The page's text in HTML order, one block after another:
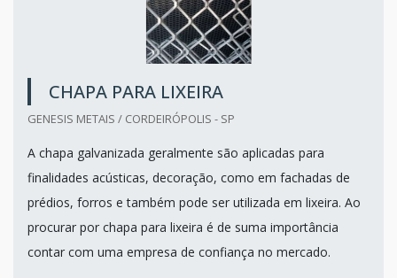
CHAPA PARA LIXEIRA
GENESIS METAIS / CORDEIRÓPOLIS - SP
A chapa galvanizada geralmente são aplicadas para
finalidades acústicas, decoração, como em fachadas de
prédios, forros e também pode ser utilizada em lixeira. Ao
procurar por chapa para lixeira é de suma importância
contar com uma empresa de confiança no mercado.